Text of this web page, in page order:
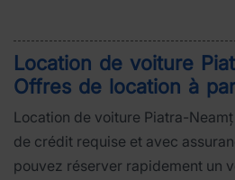
Location de voiture
Offres de location à
Location de voiture Piatra-
de crédit requise et avec
pouvez réserver rapidement un